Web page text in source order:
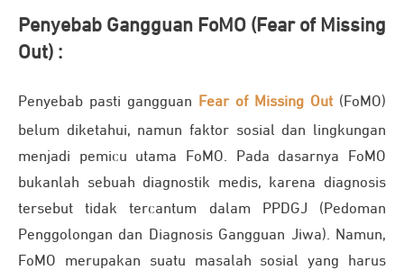
Penyebab Gangguan FoMO (Fear of Missing
Out) :
Penyebab pasti gangguan Fear of Missing Out(FoMO)
belum diketahui, namun faktor sosial dan lingkungan
menjadi pemicu utama FoMO. Pada dasarnya FoMO
bukanlah sebuah diagnostik medis, karena diagnosis
tersebut tidak tercantum dalam PPDGJ (Pedoman
Penggolongan dan Diagnosis Gangguan Jiwa). Namun,
FoMO merupakan suatu masalah sosial yang harus